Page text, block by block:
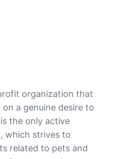
organization that
a genuine desire to
the only active
which strives to
related to pets and